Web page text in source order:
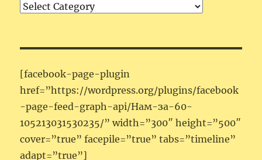
Категории
[facebook-page-plugin
href=”https://wordpress.org/plugins/facebook
-page-feed-graph-api/Нам-за-60-
105213031530235/” width=”300″ height=”500″
cover=”true” facepile=”true” tabs=”timeline”
adapt=”true”]